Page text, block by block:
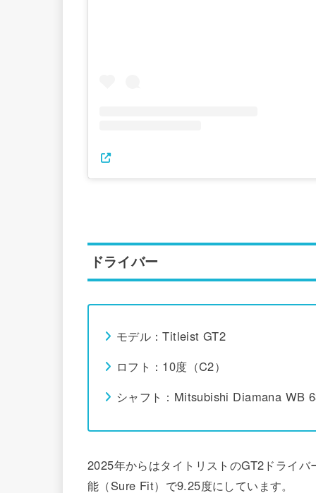
ドライバー
モデル：Titleist GT2
ロフト：10度（C2）
シャフト：Mitsubishi Diamana WB
2025年からはタイトリストのGT2ドライ
能（Sure Fit）で9.25度にしています。